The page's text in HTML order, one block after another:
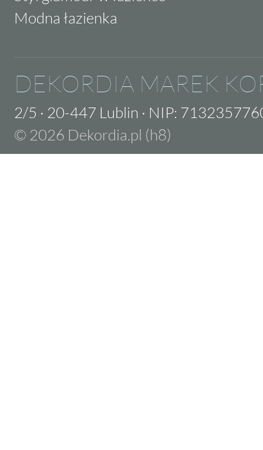
Modna łazienka
DEKORDIA MAREK
2/5 · 20-447 Lublin · NIP:
© 2026 Dekordia.pl (h8)